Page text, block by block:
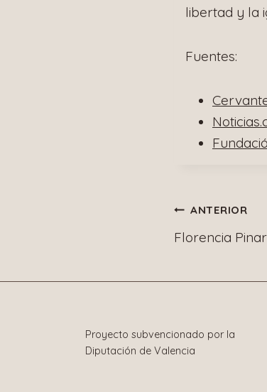
libertad y la
Fuentes:
de
ANTERIOR
Florencia Pinar
Proyecto subvencionado por la
Diputación de Valencia